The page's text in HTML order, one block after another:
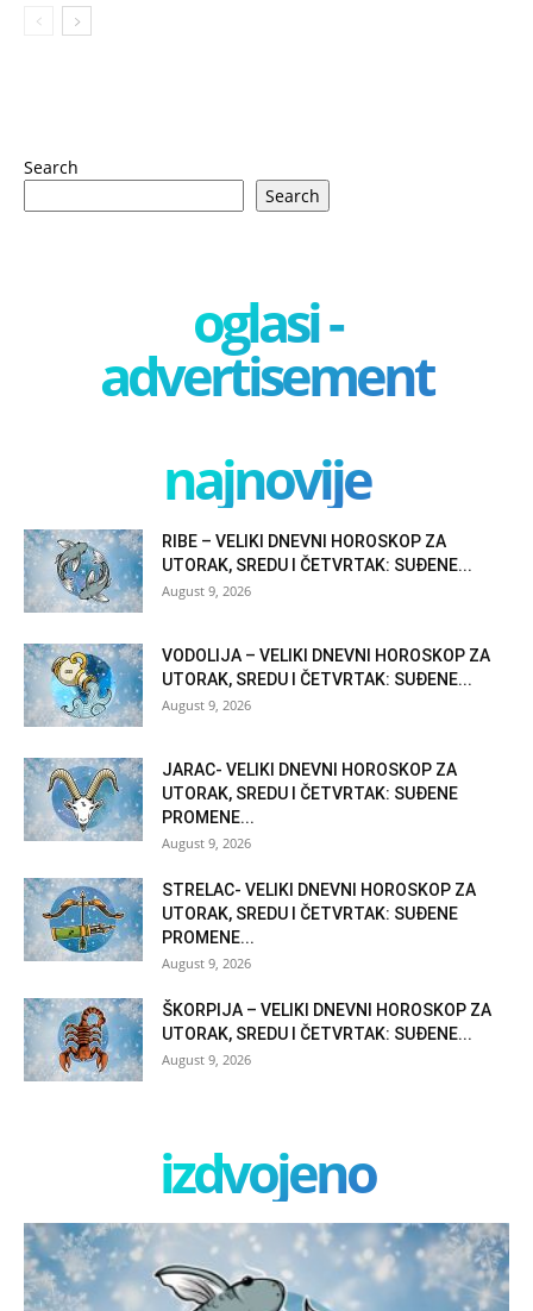
Search
Search
oglasi -
advertisement
najnovije
RIBE – VELIKI DNEVNI HOROSKOP ZA
UTORAK, SREDU I ČETVRTAK: SUĐENE...
August 9, 2026
VODOLIJA – VELIKI DNEVNI HOROSKOP ZA
UTORAK, SREDU I ČETVRTAK: SUĐENE...
August 9, 2026
JARAC- VELIKI DNEVNI HOROSKOP ZA
UTORAK, SREDU I ČETVRTAK: SUĐENE
PROMENE...
August 9, 2026
STRELAC- VELIKI DNEVNI HOROSKOP ZA
UTORAK, SREDU I ČETVRTAK: SUĐENE
PROMENE...
August 9, 2026
ŠKORPIJA – VELIKI DNEVNI HOROSKOP ZA
UTORAK, SREDU I ČETVRTAK: SUĐENE...
August 9, 2026
izdvojeno